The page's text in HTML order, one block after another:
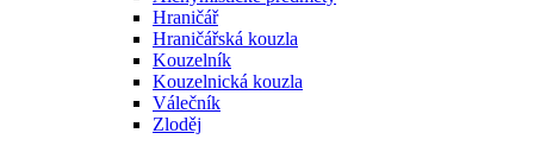
Hraničář
Hraničářská kouzla
Kouzelník
Kouzelnická kouzla
Válečník
Zloděj